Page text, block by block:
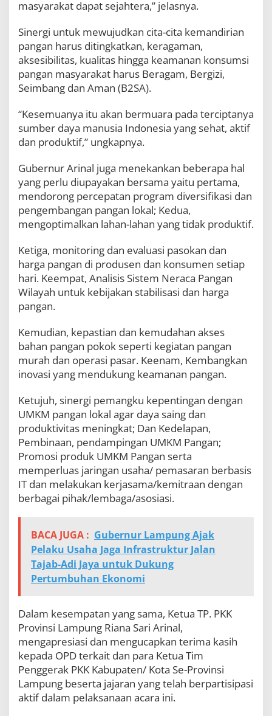
masyarakat dapat sejahtera,” jelasnya.
Sinergi untuk mewujudkan cita-cita kemandirian
pangan harus ditingkatkan, keragaman,
aksesibilitas, kualitas hingga keamanan konsumsi
pangan masyarakat harus Beragam, Bergizi,
Seimbang dan Aman (B2SA).
“Kesemuanya itu akan bermuara pada terciptanya
sumber daya manusia Indonesia yang sehat, aktif
dan produktif,” ungkapnya.
Gubernur Arinal juga menekankan beberapa hal
yang perlu diupayakan bersama yaitu pertama,
mendorong percepatan program diversifikasi dan
pengembangan pangan lokal; Kedua,
mengoptimalkan lahan-lahan yang tidak produktif.
Ketiga, monitoring dan evaluasi pasokan dan
harga pangan di produsen dan konsumen setiap
hari. Keempat, Analisis Sistem Neraca Pangan
Wilayah untuk kebijakan stabilisasi dan harga
pangan.
Kemudian, kepastian dan kemudahan akses
bahan pangan pokok seperti kegiatan pangan
murah dan operasi pasar. Keenam, Kembangkan
inovasi yang mendukung keamanan pangan.
Ketujuh, sinergi pemangku kepentingan dengan
UMKM pangan lokal agar daya saing dan
produktivitas meningkat; Dan Kedelapan,
Pembinaan, pendampingan UMKM Pangan;
Promosi produk UMKM Pangan serta
memperluas jaringan usaha/ pemasaran berbasis
IT dan melakukan kerjasama/kemitraan dengan
berbagai pihak/lembaga/asosiasi.
BACA JUGA : Gubernur Lampung Ajak
Pelaku Usaha Jaga Infrastruktur Jalan
Tajab-Adi Jaya untuk Dukung
Pertumbuhan Ekonomi
Dalam kesempatan yang sama, Ketua TP. PKK
Provinsi Lampung Riana Sari Arinal,
mengapresiasi dan mengucapkan terima kasih
kepada OPD terkait dan para Ketua Tim
Penggerak PKK Kabupaten/ Kota Se-Provinsi
Lampung beserta jajaran yang telah berpartisipasi
aktif dalam pelaksanaan acara ini.